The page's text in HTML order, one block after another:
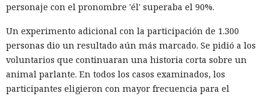
personaje con el pronombre 'él' superaba el 90%.
Un experimento adicional con la participación de 1.300
personas dio un resultado aún más marcado. Se pidió a los
voluntarios que continuaran una historia corta sobre un
animal parlante. En todos los casos examinados, los
participantes eligieron con mayor frecuencia para el